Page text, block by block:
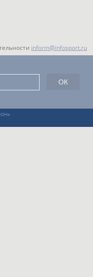
inform@infosport.ru